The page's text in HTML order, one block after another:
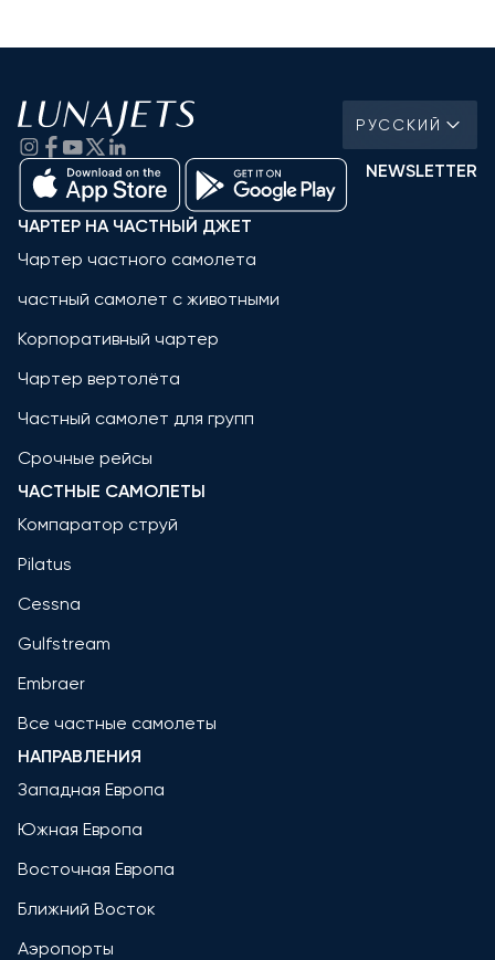
РУССКИЙ
NEWSLETTER
ЧАРТЕР НА ЧАСТНЫЙ ДЖЕТ
Чартер частного самолета
частный самолет с животными
Корпоративный чартер
Чартер вертолёта
Частный самолет для групп
Срочные рейсы
ЧАСТНЫЕ САМОЛЕТЫ
Компаратор струй
Pilatus
Cessna
Gulfstream
Embraer
Все частные самолеты
НАПРАВЛЕНИЯ
Западная Европа
Южная Европа
Восточная Европа
Ближний Восток
Аэропорты